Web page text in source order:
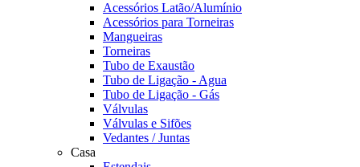
Acessórios Latão/Alumínio
Acessórios para Torneiras
Mangueiras
Torneiras
Tubo de Exaustão
Tubo de Ligação - Agua
Tubo de Ligação - Gás
Válvulas
Válvulas e Sifões
Vedantes / Juntas
Casa